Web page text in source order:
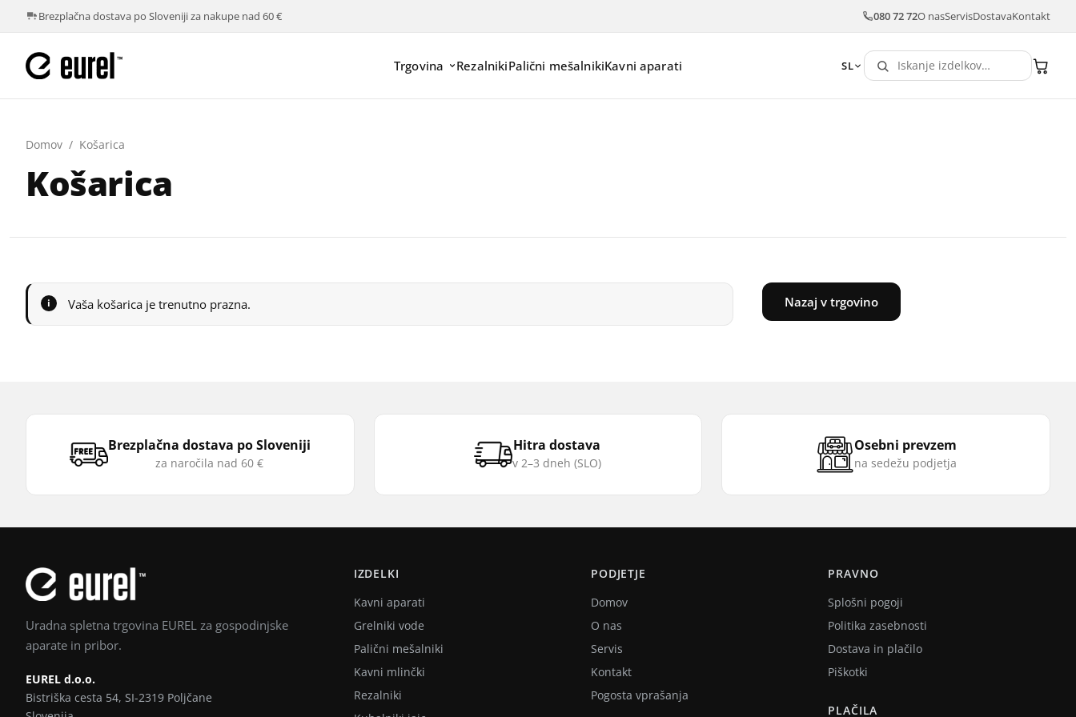
Brezplačna dostava po Sloveniji za nakupe nad 60 € 080 72 72O nasServisDostavaKontakt
Trgovina RezalnikiPalični mešalnikiKavni aparati SL
Domov / Košarica
Košarica
Vaša košarica je trenutno prazna. Nazaj v trgovino
Brezplačna dostava po Sloveniji
za naročila nad 60 €
Hitra dostava
v 2–3 dneh (SLO)
Osebni prevzem
na sedežu podjetja
Uradna spletna trgovina EUREL za gospodinjske
aparate in pribor.
EUREL d.o.o.
Bistriška cesta 54, SI-2319 Poljčane
IZDELKI
Kavni aparati
Grelniki vode
Palični mešalniki
Kavni mlinčki
Rezalniki
PODJETJE
Domov
O nas
Servis
Kontakt
Pogosta vprašanja
PRAVNO
Splošni pogoji
Politika zasebnosti
Dostava in plačilo
Piškotki
PLAČILA